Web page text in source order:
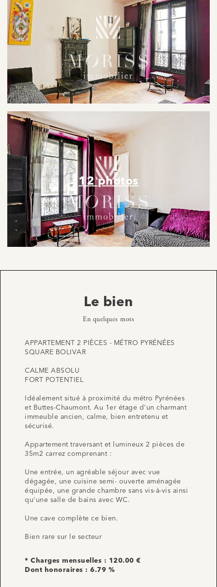
12 photos
Le bien
En quelques mots
APPARTEMENT 2 PIÈCES - MÉTRO PYRÉNÉES
SQUARE BOLIVAR
CALME ABSOLU
FORT POTENTIEL
Idéalement situé à proximité du métro Pyrénées
et Buttes-Chaumont. Au 1er étage d'un charmant
immeuble ancien, calme, bien entretenu et
sécurisé.
Appartement traversant et lumineux 2 pièces de
35m2 carrez comprenant :
Une entrée, un agréable séjour avec vue
dégagée, une cuisine semi- ouverte aménagée
équipée, une grande chambre sans vis-à-vis ainsi
qu'une salle de bains avec WC.
Une cave complète ce bien.
Bien rare sur le secteur
* Charges mensuelles : 120.00 €
Dont honoraires : 6.79 %